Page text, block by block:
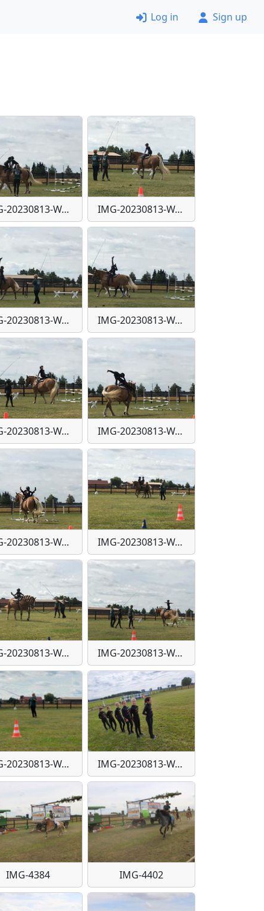
Log in Sign up
IMG-20230813-WA0025 IMG-20230813-WA0026
IMG-20230813-WA0031 IMG-20230813-WA0032
IMG-20230813-WA0037 IMG-20230813-WA0038
IMG-20230813-WA0043 IMG-20230813-WA0044
IMG-20230813-WA0049 IMG-20230813-WA0050
IMG-20230813-WA0055 IMG-20230813-WA0056
IMG-4384 IMG-4402